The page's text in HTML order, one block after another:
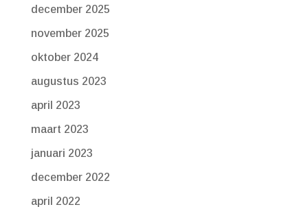
december 2025
november 2025
oktober 2024
augustus 2023
april 2023
maart 2023
januari 2023
december 2022
april 2022